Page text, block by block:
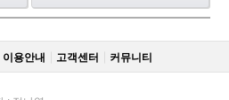
이용안내 고객센터 커뮤니티